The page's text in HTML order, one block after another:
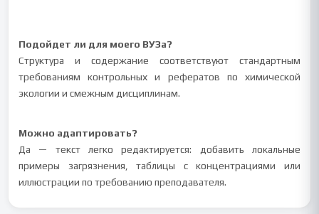
Подойдет ли для моего ВУЗа?
Структура и содержание соответствуют стандартным
требованиям контрольных и рефератов по химической
экологии и смежным дисциплинам.
Можно адаптировать?
Да — текст легко редактируется: добавить локальные
примеры загрязнения, таблицы с концентрациями или
иллюстрации по требованию преподавателя.